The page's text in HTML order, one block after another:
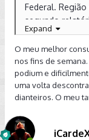
Federal.
segundo
com 3 ou 4
semáforos,
com conexões
forma
além do mais a
Trafegar pelo
Expand
O meu melhor
nos fins de
podium e
uma volta
dianteiros. O meu